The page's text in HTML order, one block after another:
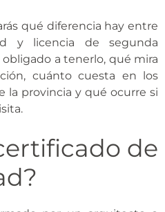
qué diferencia hay entre
y licencia de segunda
a tenerlo, qué mira
cuánto cuesta en los
la provincia y qué ocurre si
de